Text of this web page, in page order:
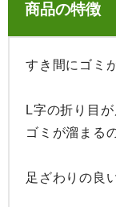
商品の特徴
すき間にゴミ
L字の折り目
ゴミが溜まる
足ざわりの良